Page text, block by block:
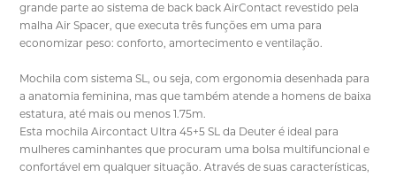
grande parte ao sistema de back back AirContact revestido pela
malha Air Spacer, que executa três funções em uma para
economizar peso: conforto, amortecimento e ventilação.
Mochila com sistema SL, ou seja, com ergonomia desenhada para
a anatomia feminina, mas que também atende a homens de baixa
estatura, até mais ou menos 1.75m.
Esta mochila Aircontact Ultra 45+5 SL da Deuter é ideal para
mulheres caminhantes que procuram uma bolsa multifuncional e
confortável em qualquer situação. Através de suas características,